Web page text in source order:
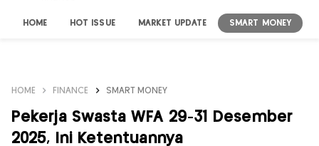
HOME HOT ISSUE MARKET UPDATE SMART MONEY
HOME FINANCE SMART MONEY
Pekerja Swasta WFA 29-31 Desember
2025, Ini Ketentuannya